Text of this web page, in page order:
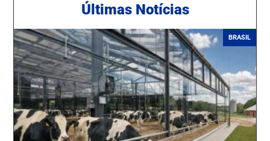
Últimas Notícias
BRASIL